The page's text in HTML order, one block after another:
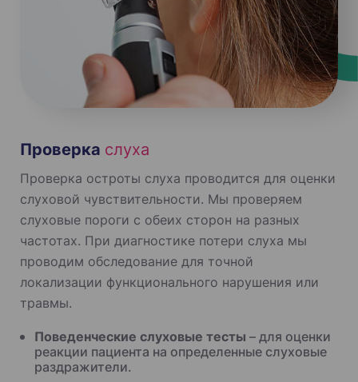
Проверка слуха
Проверка остроты слуха проводится для оценки
слуховой чувствительности. Мы проверяем
слуховые пороги с обеих сторон на разных
частотах. При диагностике потери слуха мы
проводим обследование для точной
локализации функционального нарушения или
травмы.
Поведенческие слуховые тесты – для оценки
реакции пациента на определенные слуховые
раздражители.